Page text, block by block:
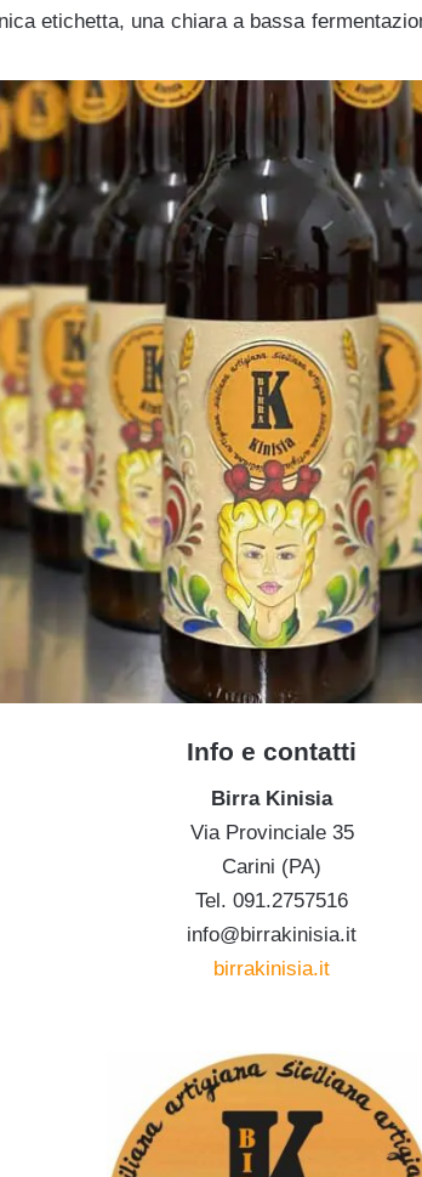
etichetta, una chiara a bassa
Info e contatti
Birra Kinisia
Via Provinciale 35
Carini (PA)
Tel. 091.2757516
info@birrakinisia.it
birrakinisia.it